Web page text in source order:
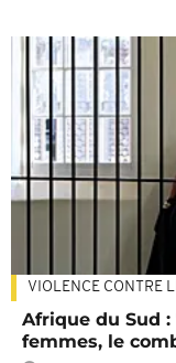
VIOLENCE CONTRE
Afrique du Sud
femmes, le